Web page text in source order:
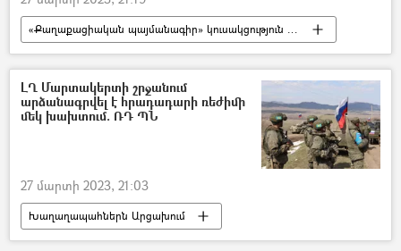
«Քաղաքացիական պայմանագիր» կուսակցություն (ՔՊ)
Սիսիան
ՏԻՄ ընտրություններ
Հայկ Մամիջանյան
ԼՂ Մարտակերտի շրջանում
արձանագրվել է հրադադարի ռեժիմի
մեկ խախտում. ՌԴ ՊՆ
27 մարտի 2023, 21:03
Խաղաղապահներն Արցախում
խաղաղապահ
Մարտակերտ